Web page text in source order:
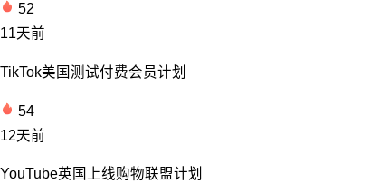
52
11天前
TikTok美国测试付费会员计划
54
12天前
YouTube英国上线购物联盟计划